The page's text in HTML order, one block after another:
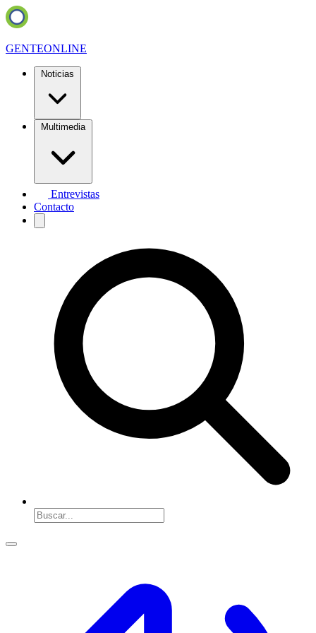
GENTEONLINE
Noticias
Multimedia
Entrevistas
Contacto